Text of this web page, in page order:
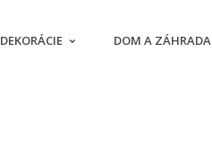
DEKORÁCIE DOM A ZÁHRADA